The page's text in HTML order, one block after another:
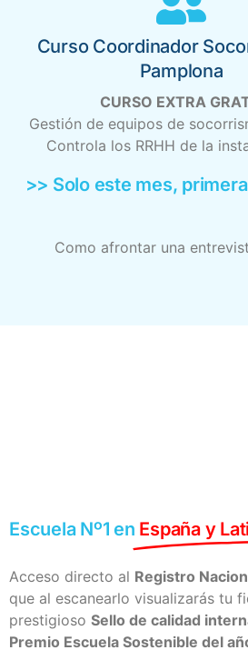
Curso Coordinador
Pamplona
CURSO EXTRA
Gestión de equipos de
Controla los RRHH de la
>> Solo este mes,
Como afrontar una
Escuela Nº1 en España y
Acceso directo al Registro
que al escanearlo visualizarás tu
prestigioso Sello de calidad
Premio Escuela Sostenible del